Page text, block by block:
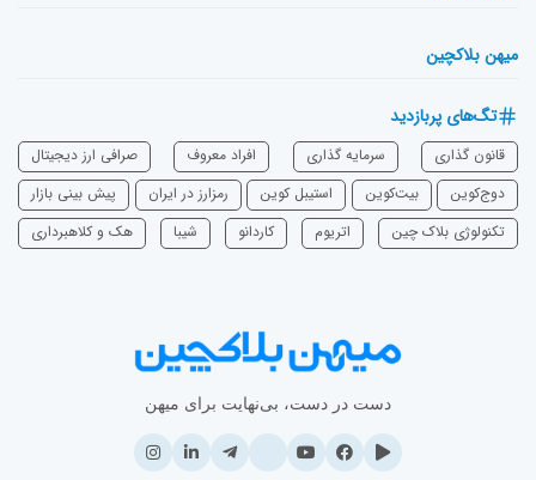
میهن بلاکچین
تگ‌های پربازدید
قانون گذاری سرمایه‌ گذاری افراد معروف
صرافی ارز دیجیتال
دوج‌کوین
بیت‌کوین استیبل کوین رمزارز در ایران
پیش بینی بازار
تکنولوژی بلاک چین
اتریوم ‌کاردانو شیبا هک و کلاهبرداری
دست در دست، بی‌نهایت برای میهن